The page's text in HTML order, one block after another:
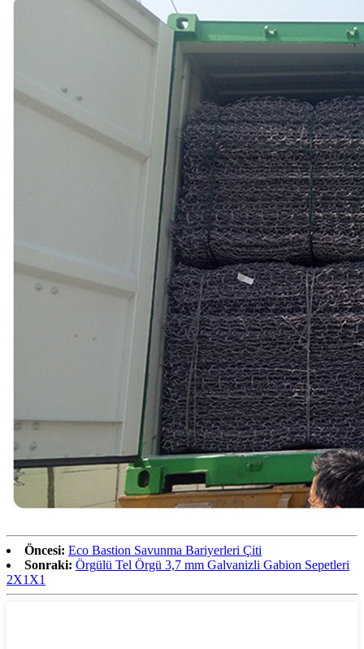
Öncesi: Eco Bastion Savunma Bariyerleri Çiti
Sonraki: Örgülü Tel Örgü 3,7 mm Galvanizli Gabion Sepetleri
2X1X1